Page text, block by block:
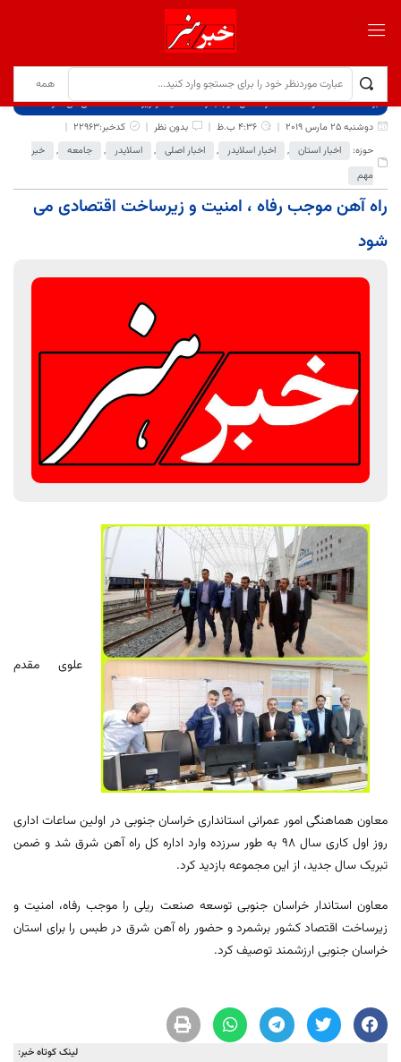
برگ نخست نوشته‌ها
راه آهن موجب رفاه ، امنیت و زیرساخت اقتصادی می شود
دوشنبه 25 مارس 2019
4:36 ب.ظ بدون نظر
کدخبر:22963
حوزه:
اخبار استان , اخبار اسلایدر , اخبار اصلی , اسلایدر , جامعه ,
خبر
مهم
راه آهن موجب رفاه ، امنیت و زیرساخت اقتصادی می
شود
علوی مقدم
معاون هماهنگی امور عمرانی استانداری خراسان جنوبی در اولین ساعات اداری
روز اول کاری سال ۹۸ به طور سرزده وارد اداره کل راه آهن شرق شد و ضمن
تبریک سال جدید، از این مجموعه بازدید کرد.
معاون استاندار خراسان جنوبی توسعه صنعت ریلی را موجب رفاه، امنیت و
زیرساخت اقتصاد کشور برشمرد و حضور راه آهن شرق در طبس را برای استان
خراسان جنوبی ارزشمند توصیف کرد.
لینک کوتاه خبر: